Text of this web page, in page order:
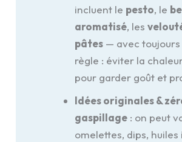
incluent le pesto, le
aromatisé, les
pâtes— avec toujours
règle : éviter la
pour garder goût et
Idées originales &
gaspillage: on peut
omelettes, dips, huiles